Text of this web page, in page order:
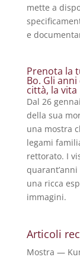
mette a
e
Prenota la
Bo. Gli
città, la vita
Dal 26
della sua
una mostra
legami
rettorato. I
una ricca
immagini.
Articoli
Mostra —